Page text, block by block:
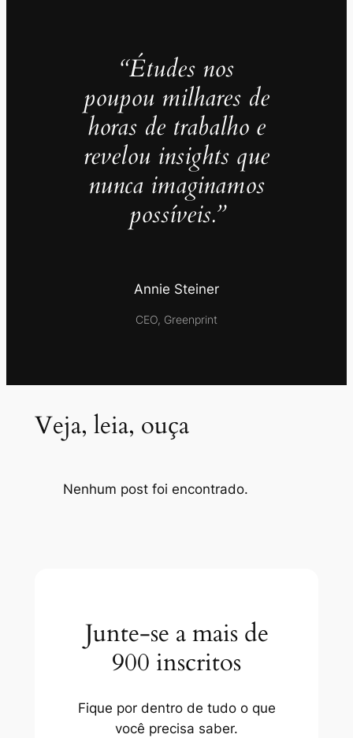
“Études nos
poupou milhares de
horas de trabalho e
revelou insights que
nunca imaginamos
possíveis.”
Annie Steiner
CEO, Greenprint
Veja, leia, ouça
Nenhum post foi encontrado.
Junte-se a mais de
900 inscritos
Fique por dentro de tudo o que
você precisa saber.